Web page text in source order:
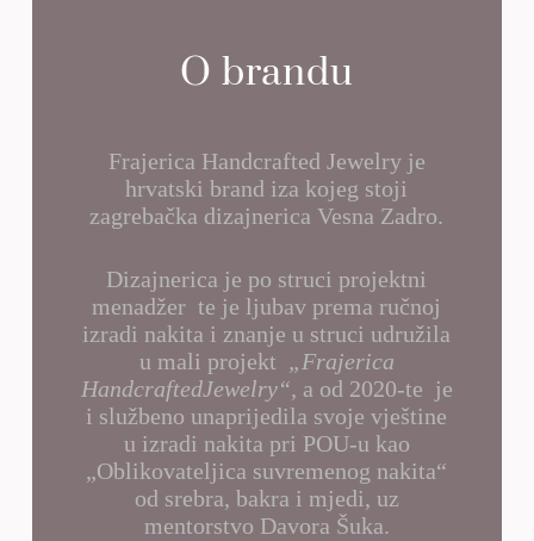
O brandu
Frajerica Handcrafted Jewelry je
hrvatski brand iza kojeg stoji
zagrebačka dizajnerica Vesna Zadro.
Dizajnerica je po struci projektni
menadžer te je ljubav prema ručnoj
izradi nakita i znanje u struci udružila
u mali projekt „Frajerica
HandcraftedJewelry“, a od 2020-te je
i službeno unaprijedila svoje vještine
u izradi nakita pri POU-u kao
„Oblikovateljica suvremenog nakita“
od srebra, bakra i mjedi, uz
mentorstvo Davora Šuka.